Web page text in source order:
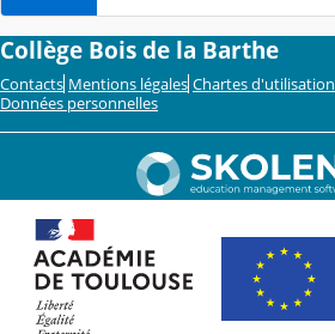
Collège Bois de la Barthe
Contacts Mentions légales Chartes d'utilisation
Données personnelles